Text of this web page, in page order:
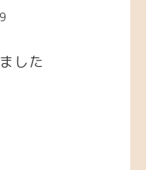
した